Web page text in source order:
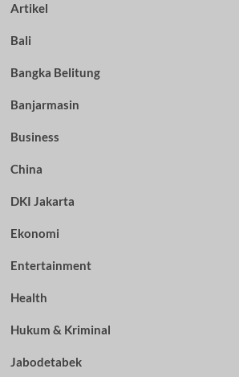
Artikel
Bali
Bangka Belitung
Banjarmasin
Business
China
DKI Jakarta
Ekonomi
Entertainment
Health
Hukum & Kriminal
Jabodetabek